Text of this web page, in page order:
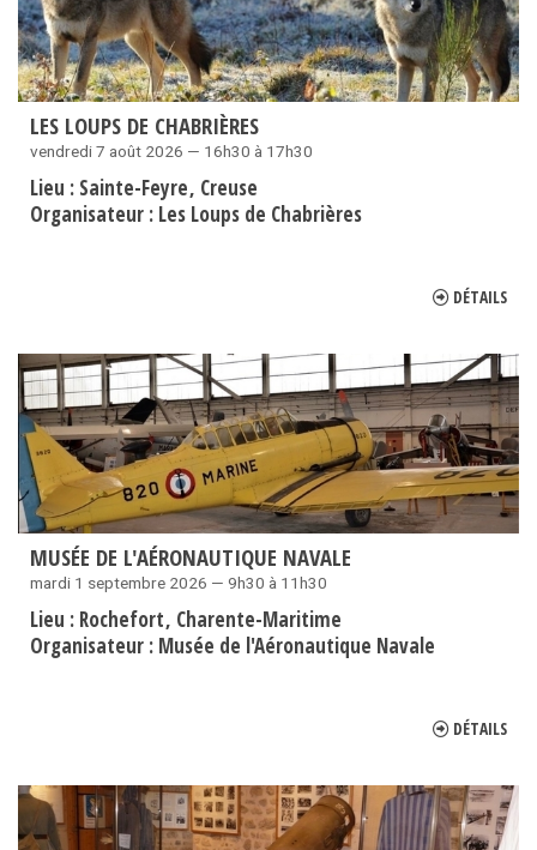
LES LOUPS DE CHABRIÈRES
vendredi 7 août 2026 — 16h30 à 17h30
Lieu : Sainte-Feyre Creuse
Organisateur : Les Loups de Chabrières
DÉTAILS
MUSÉE DE L'AÉRONAUTIQUE NAVALE
mardi 1 septembre 2026 — 9h30 à 11h30
Lieu : Rochefort Charente-Maritime
Organisateur : Musée de l'Aéronautique Navale
DÉTAILS